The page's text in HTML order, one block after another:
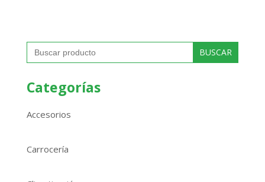
Buscar:
Categorías
Accesorios
Carrocería